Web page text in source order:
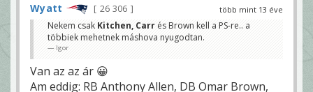
több mint 13 éve
Wyatt
26 306
Nekem csak Kitchen, Carr és Brown kell a PS-re.. a
többiek mehetnek máshova nyugodtan.
Igor
Van az az ár 😀
Am eddig: RB Anthony Allen, DB Omar Brown,